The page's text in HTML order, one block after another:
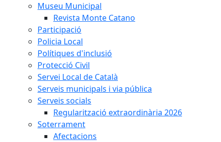
Museu Municipal
Revista Monte Catano
Participació
Policia Local
Polítiques d'inclusió
Protecció Civil
Servei Local de Català
Serveis municipals i via pública
Serveis socials
Regularització extraordinària 2026
Soterrament
Afectacions